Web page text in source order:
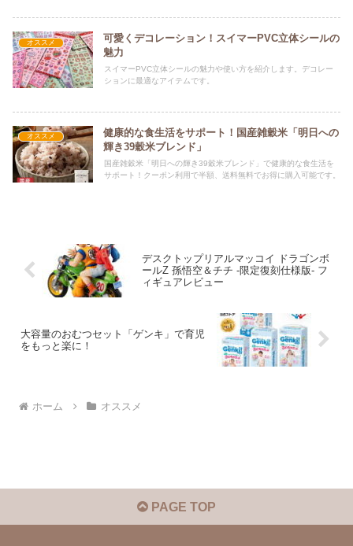
オススメ
可愛くデコレーション！スイマーPVC立体シールの
魅力
スイマーPVC立体シールの魅力や使い方を紹介します。デコレー
ションに最適なアイテムです。
オススメ
健康的な食生活をサポート！国産雑穀米「明日への
輝き39穀米ブレンド」
国産雑穀米「明日への輝き39穀米ブレンド」で健康的な食生活を
サポート！クーポン利用で半額、送料無料でお得に購入可能です。
デスクトップリアルマッコイ ドラゴンボ
ールZ 孫悟空＆チチ -限定復刻仕様版- フ
ィギュアレビュー
大容量のおむつセット「ゲンキ」で育児
をもっと楽に！
ホーム オススメ
PAGE TOP